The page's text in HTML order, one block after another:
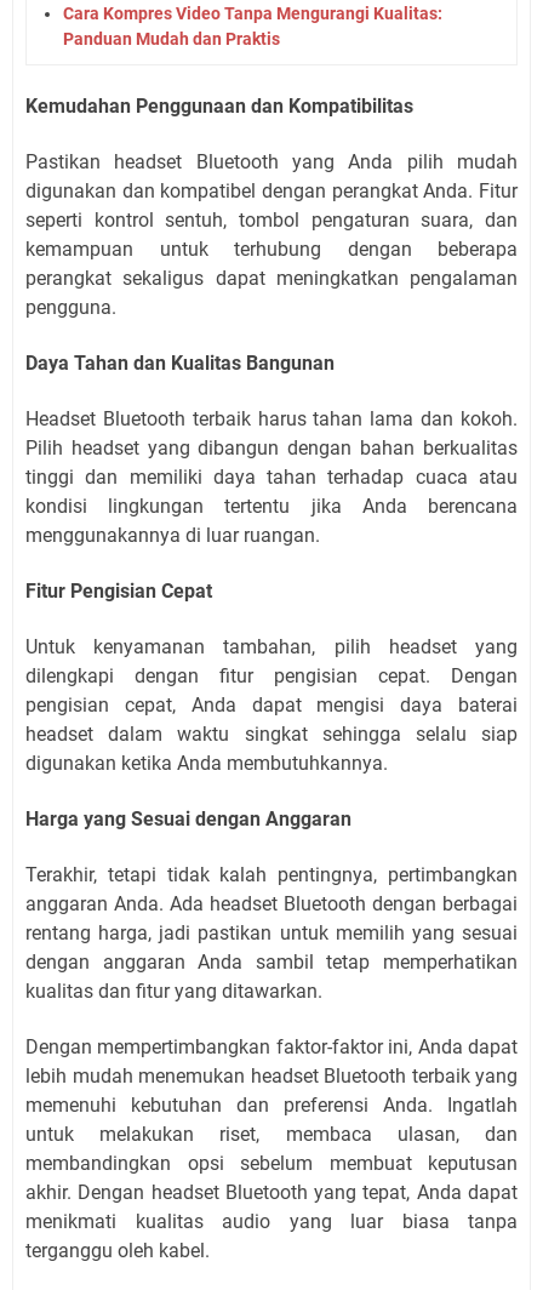
Cara Kompres Video Tanpa Mengurangi Kualitas:
Panduan Mudah dan Praktis
Kemudahan Penggunaan dan Kompatibilitas
Pastikan headset Bluetooth yang Anda pilih mudah
digunakan dan kompatibel dengan perangkat Anda. Fitur
seperti kontrol sentuh, tombol pengaturan suara, dan
kemampuan untuk terhubung dengan beberapa
perangkat sekaligus dapat meningkatkan pengalaman
pengguna.
Daya Tahan dan Kualitas Bangunan
Headset Bluetooth terbaik harus tahan lama dan kokoh.
Pilih headset yang dibangun dengan bahan berkualitas
tinggi dan memiliki daya tahan terhadap cuaca atau
kondisi lingkungan tertentu jika Anda berencana
menggunakannya di luar ruangan.
Fitur Pengisian Cepat
Untuk kenyamanan tambahan, pilih headset yang
dilengkapi dengan fitur pengisian cepat. Dengan
pengisian cepat, Anda dapat mengisi daya baterai
headset dalam waktu singkat sehingga selalu siap
digunakan ketika Anda membutuhkannya.
Harga yang Sesuai dengan Anggaran
Terakhir, tetapi tidak kalah pentingnya, pertimbangkan
anggaran Anda. Ada headset Bluetooth dengan berbagai
rentang harga, jadi pastikan untuk memilih yang sesuai
dengan anggaran Anda sambil tetap memperhatikan
kualitas dan fitur yang ditawarkan.
Dengan mempertimbangkan faktor-faktor ini, Anda dapat
lebih mudah menemukan headset Bluetooth terbaik yang
memenuhi kebutuhan dan preferensi Anda. Ingatlah
untuk melakukan riset, membaca ulasan, dan
membandingkan opsi sebelum membuat keputusan
akhir. Dengan headset Bluetooth yang tepat, Anda dapat
menikmati kualitas audio yang luar biasa tanpa
terganggu oleh kabel.